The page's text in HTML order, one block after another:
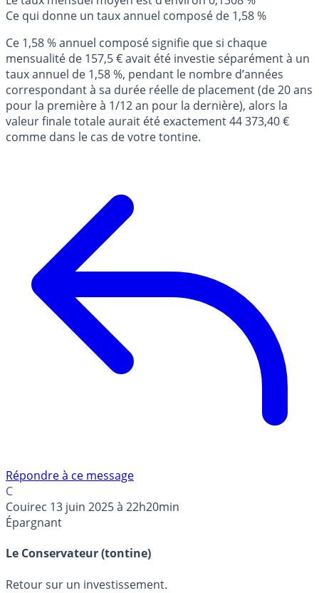
Ce qui donne un taux annuel composé de 1,58 %
Ce 1,58 % annuel composé signifie que si chaque
mensualité de 157,5 € avait été investie séparément à un
taux annuel de 1,58 %, pendant le nombre d’années
correspondant à sa durée réelle de placement (de 20 ans
pour la première à 1/12 an pour la dernière), alors la
valeur finale totale aurait été exactement 44 373,40 €
comme dans le cas de votre tontine.
Répondre à ce message
C
Couirec 13 juin 2025 à 22h20min
Épargnant
Le Conservateur (tontine)
Retour sur un investissement.